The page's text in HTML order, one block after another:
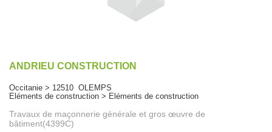
ANDRIEU CONSTRUCTION
Occitanie > 12510 OLEMPS
Eléments de construction > Eléments de construction
Travaux de maçonnerie générale et gros œuvre de
bâtiment(4399C)